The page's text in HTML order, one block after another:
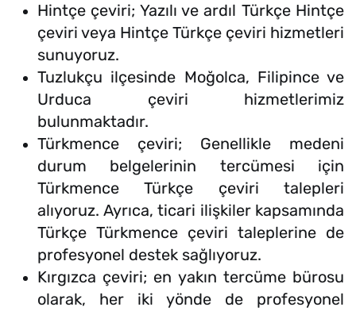
Hintçe çeviri; Yazılı ve ardıl Türkçe Hintçe
çeviri veya Hintçe Türkçe çeviri hizmetleri
sunuyoruz.
Tuzlukçu ilçesinde Moğolca, Filipince ve
Urduca çeviri hizmetlerimiz
bulunmaktadır.
Türkmence çeviri; Genellikle medeni
durum belgelerinin tercümesi için
Türkmence Türkçe çeviri talepleri
alıyoruz. Ayrıca, ticari ilişkiler kapsamında
Türkçe Türkmence çeviri taleplerine de
profesyonel destek sağlıyoruz.
Kırgızca çeviri; en yakın tercüme bürosu
olarak, her iki yönde de profesyonel